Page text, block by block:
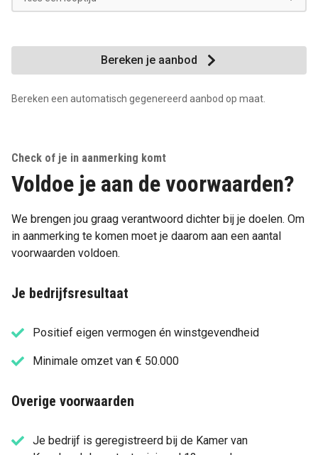
Bereken je aanbod
Bereken een automatisch gegenereerd aanbod op maat.
Check of je in aanmerking komt
Voldoe je aan de voorwaarden?
We brengen jou graag verantwoord dichter bij je doelen. Om
in aanmerking te komen moet je daarom aan een aantal
voorwaarden voldoen.
Je bedrijfsresultaat
Positief eigen vermogen én winstgevendheid
Minimale omzet van € 50.000
Overige voorwaarden
Je bedrijf is geregistreerd bij de Kamer van